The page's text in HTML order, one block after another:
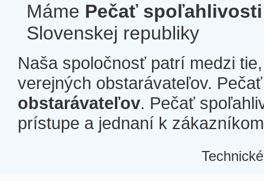
Máme Pečať spoľahlivosti
Slovenskej republiky
Naša spoločnosť patrí medzi
verejných obstarávateľov.
obstarávateľov. Pečať
prístupe a jednaní k